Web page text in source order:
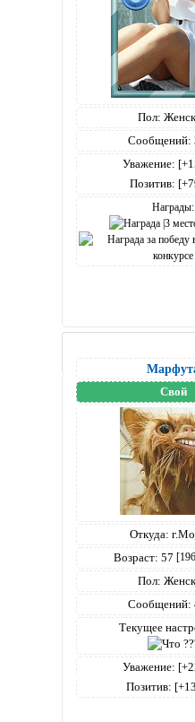
Пол:
Сообщений:
Уважение:
Позитив:
Награды:
Свой
Откуда:
Возраст: 57
Пол:
Сообщений:
Текущее
Уважение:
Позитив: